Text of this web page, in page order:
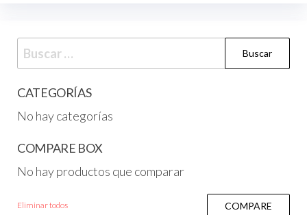
CATEGORÍAS
No hay categorías
COMPARE BOX
No hay productos que comparar
Eliminar todos COMPARE